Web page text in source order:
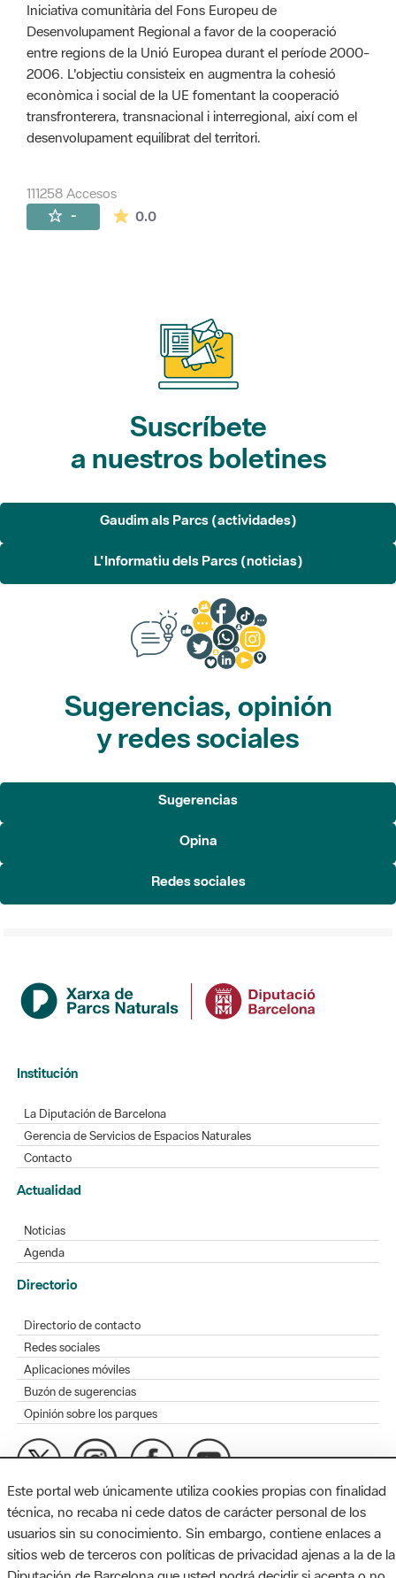
Iniciativa comunitària del Fons Europeu de
Desenvolupament Regional a favor de la cooperació
entre regions de la Unió Europea durant el període 2000-
2006. L'objectiu consisteix en augmentra la cohesió
econòmica i social de la UE fomentant la cooperació
transfronterera, transnacional i interregional, així com el
desenvolupament equilibrat del territori.
111258 Accesos
- 0.0La valoración media es de 0 estrellas de
Suscríbete
a nuestros boletines
Gaudim als Parcs (actividades)
L'Informatiu dels Parcs (noticias)
Sugerencias, opinión
y redes sociales
Sugerencias
Opina
Redes sociales
Institución
La Diputación de Barcelona
Gerencia de Servicios de Espacios Naturales
Contacto
Actualidad
Noticias
Agenda
Directorio
Directorio de contacto
Redes sociales
Aplicaciones móviles
Buzón de sugerencias
Opinión sobre los parques
MAPA WEB AVISO LEGAL ACCESIBILIDAD
Diputación de Barcelona. Edifici Llacuna, 1a planta. Badajoz, 49.
08005 Barcelona. Tel. 934 022 428 / xarxaparcs@diba.cat
Este portal web únicamente utiliza cookies propias con finalidad
técnica, no recaba ni cede datos de carácter personal de los
usuarios sin su conocimiento. Sin embargo, contiene enlaces a
sitios web de terceros con políticas de privacidad ajenas a la de la